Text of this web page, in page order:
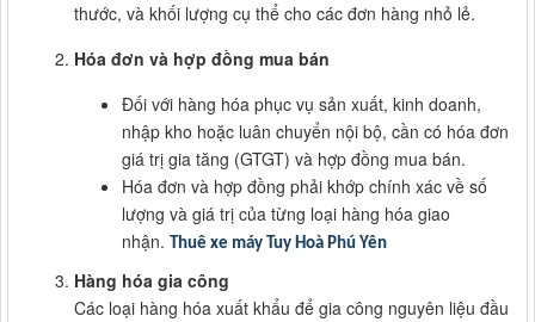
thước, và khối lượng cụ thể cho các đơn hàng nhỏ lẻ.
Hóa đơn và hợp đồng mua bán
Đối với hàng hóa phục vụ sản xuất, kinh doanh,
nhập kho hoặc luân chuyển nội bộ, cần có hóa đơn
giá trị gia tăng (GTGT) và hợp đồng mua bán.
Hóa đơn và hợp đồng phải khớp chính xác về số
lượng và giá trị của từng loại hàng hóa giao
nhận. Thuê xe máy Tuy Hoà Phú Yên
Hàng hóa gia công
Các loại hàng hóa xuất khẩu để gia công nguyên liệu đầu